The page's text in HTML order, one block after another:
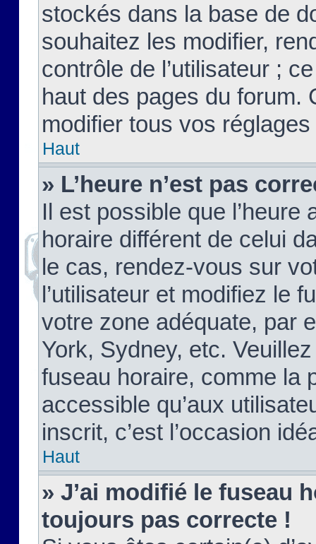
stockés dans la base de
souhaitez les modifier,
contrôle de l’utilisateur ;
haut des pages du forum.
modifier tous vos
Haut
» L’heure n’est pas
Il est possible que
horaire différent de celui
le cas, rendez-vous sur
l’utilisateur et modifiez le
votre zone adéquate, par
York, Sydney, etc.
fuseau horaire, comme la
accessible qu’aux
inscrit, c’est l’occasion
Haut
» J’ai modifié le fuseau
toujours pas correcte !